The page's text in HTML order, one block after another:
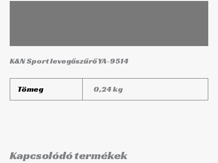
K&N Sport levegőszűrő YA-9514
Tömeg 0,24 kg
Kapcsolódó termékek